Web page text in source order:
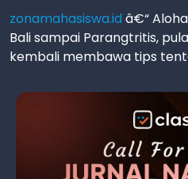
zonamahasiswa.id â€“
Bali sampai Parangtritis,
kembali membawa tips